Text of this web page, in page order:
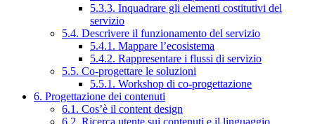
5.3.3. Inquadrare gli elementi costitutivi del
servizio
5.4. Descrivere il funzionamento del servizio
5.4.1. Mappare l’ecosistema
5.4.2. Rappresentare i flussi di servizio
5.5. Co-progettare le soluzioni
5.5.1. Workshop di co-progettazione
6. Progettazione dei contenuti
6.1. Cos’è il content design
6.2. Ricerca utente sui contenuti e il linguaggio